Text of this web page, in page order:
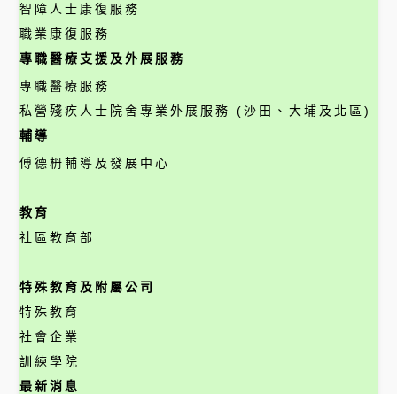
智障人士康復服務
職業康復服務
專職醫療支援及外展服務
專職醫療服務
私營殘疾人士院舍專業外展服務 (沙田、大埔及北區)
輔導
傅德枬輔導及發展中心
教育
社區教育部
特殊教育及附屬公司
特殊教育
社會企業
訓練學院
最新消息